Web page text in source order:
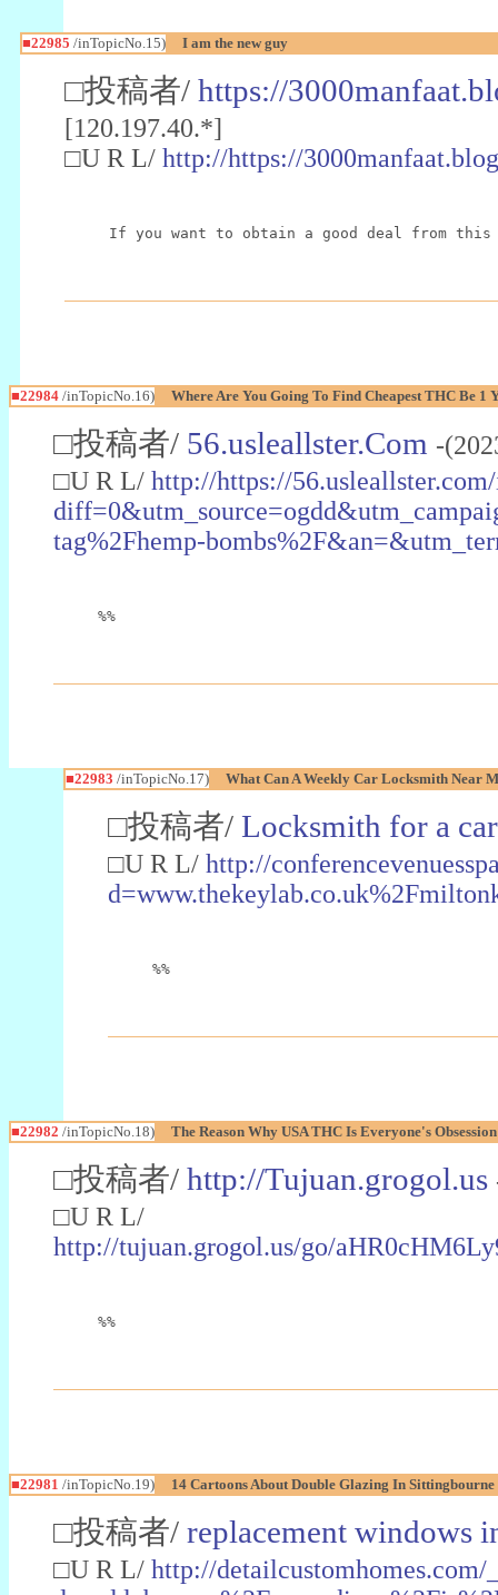
■22985 /inTopicNo.15) I am the new guy
□投稿者/ https://
[120.197.40.*]
□U R L/ http://https://
If you want to obtain a good deal from this
■22984 /inTopicNo.16) Where Are You Going To Find Cheapest THC Be 1
□投稿者/ 56.usleallster.Com -
□U R L/ http://https://
tag%2Fhemp-
%%
■22983 /inTopicNo.17) What Can A Weekly Car Locksmith Near
□投稿者/ Locksmith for a car
□U R L/ http://
%%
■22982 /inTopicNo.18) The Reason Why USA THC Is Everyone's
□投稿者/ http://Tujuan.grogol.us
□U R L/
http://tujuan.grogol.us/go/
%%
■22981 /inTopicNo.19) 14 Cartoons About Double Glazing In
□投稿者/ replacement windows
□U R L/ http://detailcustomhomes.com/